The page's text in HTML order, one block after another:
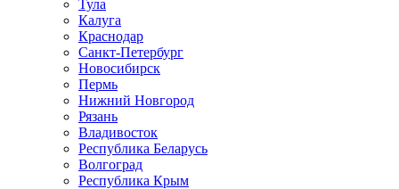
Тула
Калуга
Краснодар
Санкт-Петербург
Новосибирск
Пермь
Нижний Новгород
Рязань
Владивосток
Республика Беларусь
Волгоград
Республика Крым